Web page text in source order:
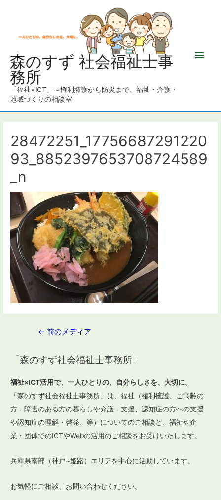
森のすず 社会福祉士事
務所
「福祉×ICT」～権利擁護から防災まで、福祉・介護・
地域づくりの相談室
メ
ニ
ュ
28472251_17756687291220
93_8852397653708724589
_n
ナ
ビ
ゲ
ー
シ
ョ
ン
← 前のメディア
「森のすず社会福祉士事務所」
福祉×ICT活用で、一人ひとりの、自分らしさを、大切に。
「森のすず社会福祉士事務所」は、福祉（権利擁護、ご高齢の
方・障害のある方の暮らしや介護・支援、認知症の方への支援
や認知症の理解・啓発、等）についてのご相談と、福祉や企
業・団体でのICTやWebの活用のご相談をお受けいたします。
兵庫県南部（神戸~姫路）エリアを中心に活動しています。
お気軽にご相談、お問い合わせください。